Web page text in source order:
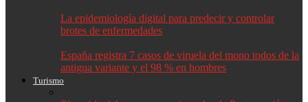
La epidemiología digital para predecir y controlar
brotes de enfermedades
España registra 7 casos de viruela del mono todos de la
antigua variante y el 98 % en hombres
Turismo